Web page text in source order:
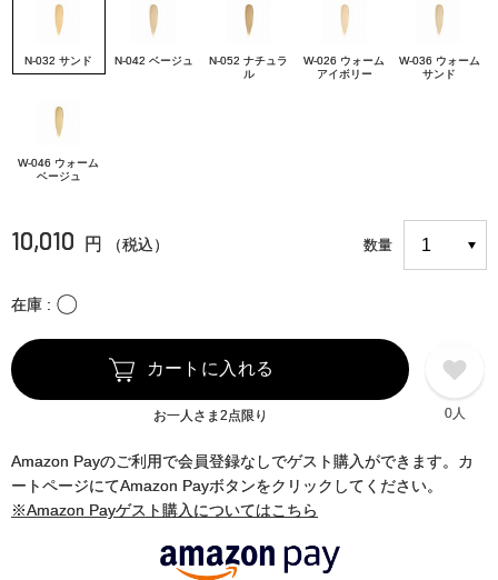
N-032 サンド N-042 ベージュ
N-052 ナチュラ
ル
W-026 ウォーム
アイボリー
W-036 ウォーム
サンド
W-046 ウォーム
ベージュ
10,010 円 （税込） 数量
在庫 〇
カートに入れる
お一人さま2点限り 0人
Amazon Payのご利用で会員登録なしでゲスト購入ができます。カ
ートページにてAmazon Payボタンをクリックしてください。
※Amazon Payゲスト購入についてはこちら